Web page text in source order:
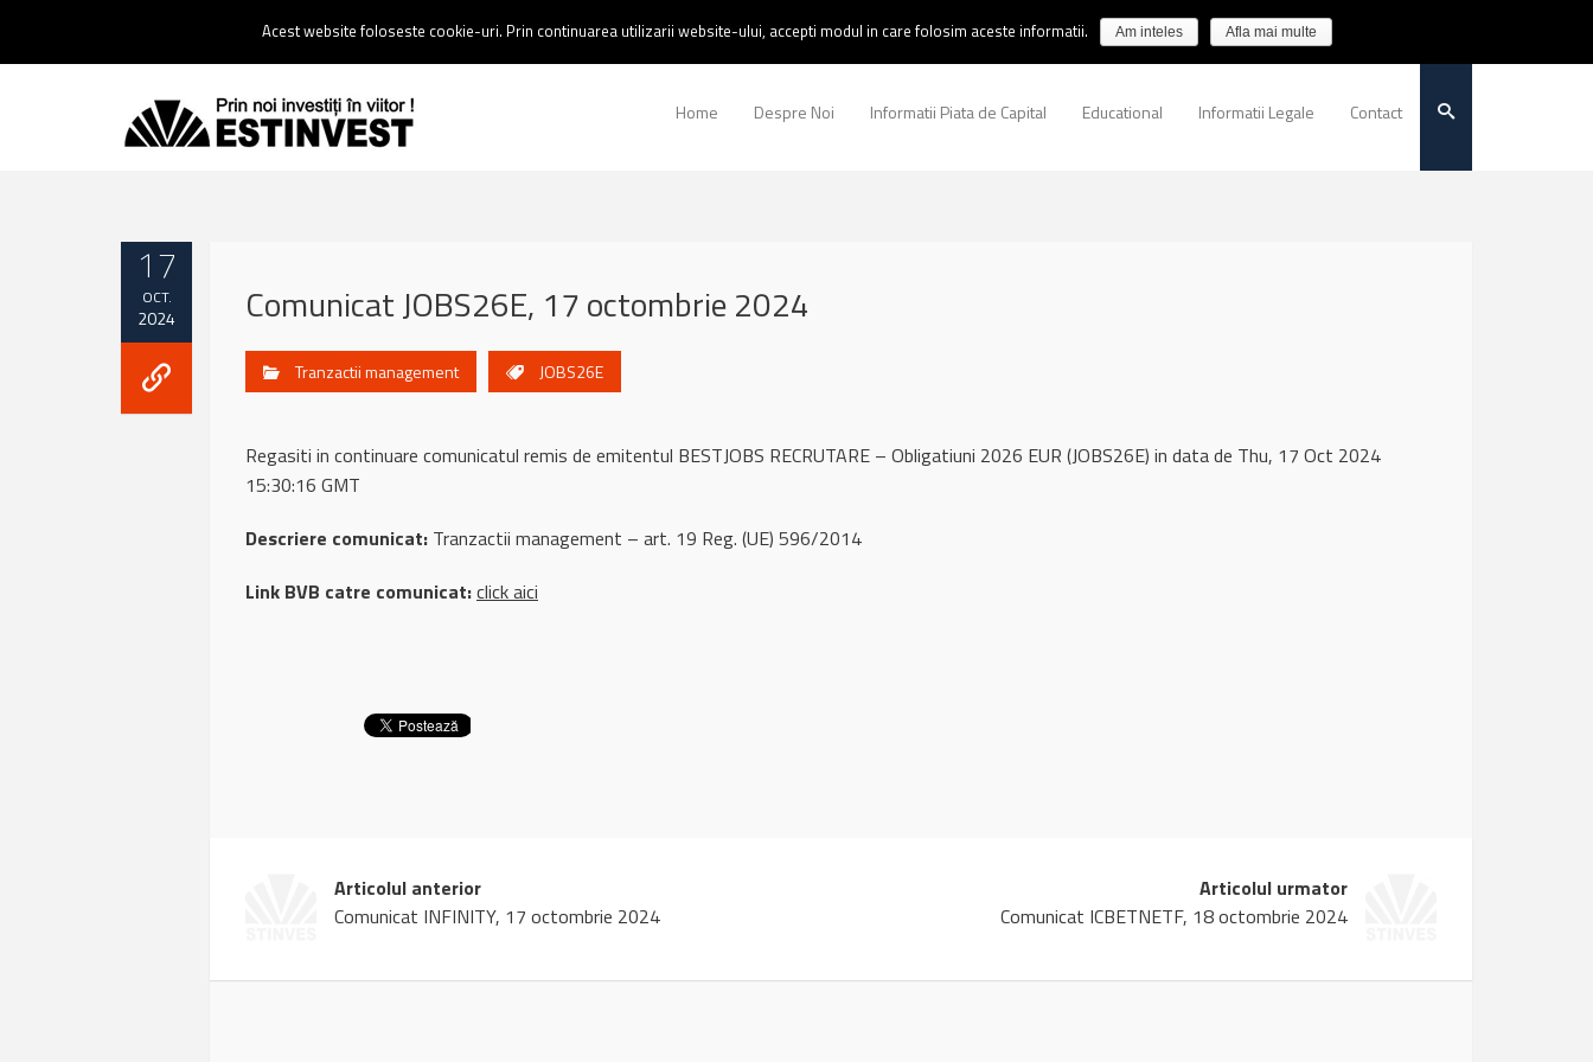
0237 238 900 |Email :contact@estinvest.ro
Home Despre Noi Informatii Piata de Capital Educational Informatii Legale Contact
17
OCT.
2024 Comunicat JOBS26E, 17 octombrie 2024
Tranzactii management JOBS26E
Regasiti in continuare comunicatul remis de emitentul BESTJOBS RECRUTARE – Obligatiuni 2026 EUR (JOBS26E) in data de Thu, 17 Oct 2024
15:30:16 GMT
Descriere comunicat: Tranzactii management – art. 19 Reg. (UE) 596/2014
Link BVB catre comunicat:click aici
Articolul anterior
Comunicat INFINITY, 17 octombrie 2024
Articolul urmator
Comunicat ICBETNETF, 18 octombrie 2024
Acest website foloseste cookie-uri. Prin continuarea utilizarii website-ului, accepti modul in care folosim aceste informatii. Am inteles Afla mai multe